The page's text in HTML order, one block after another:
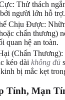
Thử thách
người lớn hỗ trợ.
Chịu Được:
chấn thương)
quan hệ an toàn.
(Chấn Thương):
kéo dài không đủ
bị mắc kẹt
Tính, Mạn